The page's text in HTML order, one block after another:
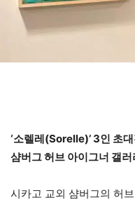
‘소렐레(Sorelle)’ 3인 초
샴버그 허브 아이그너 갤
시카고 교외 샴버그의 허